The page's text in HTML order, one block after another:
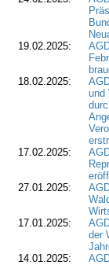
19.02.2025:
18.02.2025:
und
17.02.2025:
27.01.2025:
17.01.2025:
der
14.01.2025: